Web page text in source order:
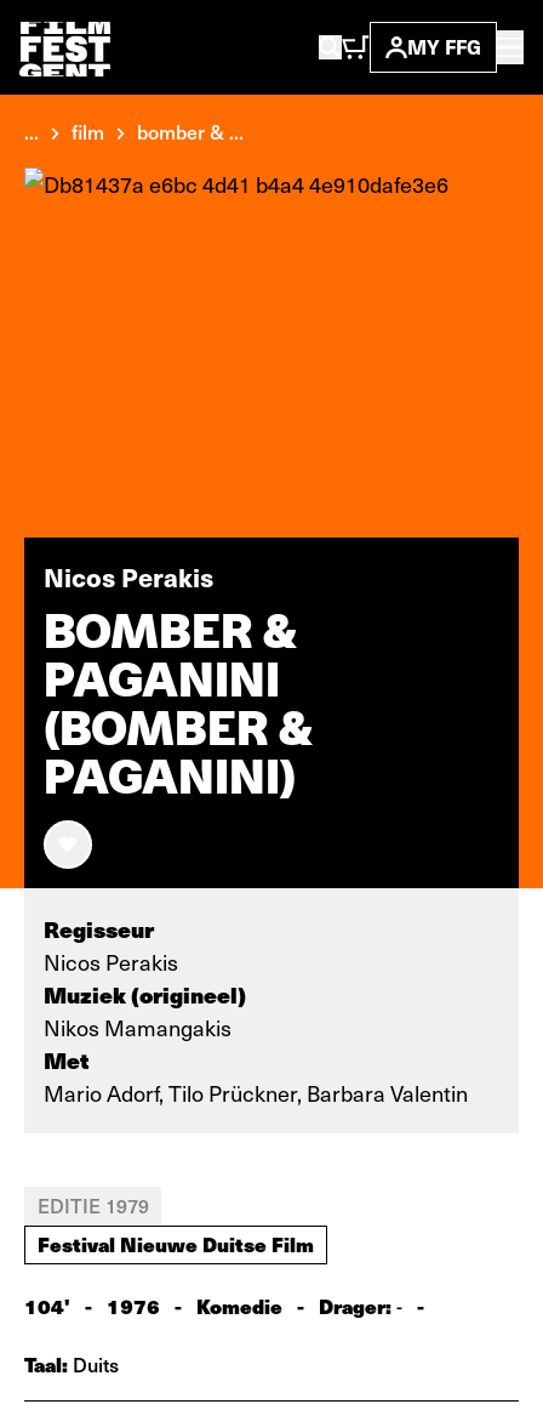
MY FFG
... film bomber & ...
Nicos Perakis
BOMBER &
PAGANINI
(BOMBER &
PAGANINI)
Regisseur
Nicos Perakis
Muziek (origineel)
Nikos Mamangakis
Met
Mario Adorf, Tilo Prückner, Barbara Valentin
EDITIE 1979
Festival Nieuwe Duitse Film
104' - 1976 - Komedie - Drager:- -
Taal: Duits